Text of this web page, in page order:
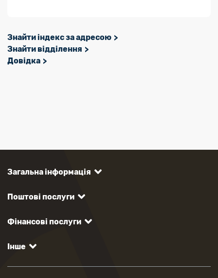
Знайти індекс за адресою
Знайти відділення
Довідка
Загальна інформація
Поштові послуги
Фінансові послуги
Інше